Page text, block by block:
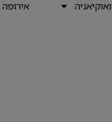
אירופה